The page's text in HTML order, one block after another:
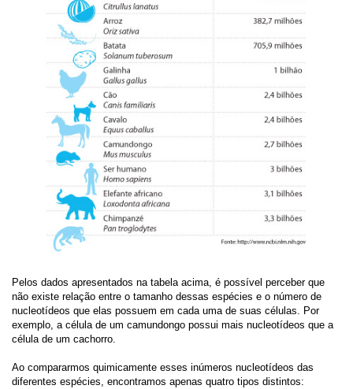
Pelos dados apresentados na tabela acima, é possível perceber que
não existe relação entre o tamanho dessas espécies e o número de
nucleotídeos que elas possuem em cada uma de suas células. Por
exemplo, a célula de um camundongo possui mais nucleotídeos que a
célula de um cachorro.
Ao compararmos quimicamente esses inúmeros nucleotídeos das
diferentes espécies, encontramos apenas quatro tipos distintos: